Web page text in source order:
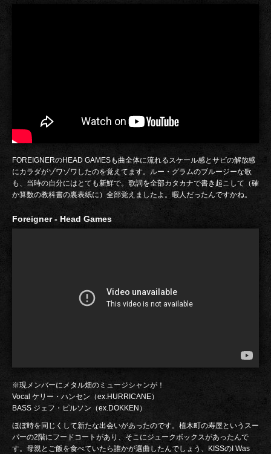
FOREIGNERのHEAD GAMESも曲全体に流れるスケール感とサビの解放感
にカラダがゾワゾワしたのを覚えてます。ルー・グラムのブルージーな歌
も、当時の自分にはとても新鮮で。歌詞を全部カタカナで書き起こして（確
か算数の教科書の裏表紙に）全部覚えましたよ。暇人だったんですかね。
Foreigner - Head Games
※現メンバーにメタル畑のミュージシャンが！
Vocal ケリー・ハンセン（ex.HURRICANE）
BASS ジェフ・ピルソン（ex.DOKKEN）
ほぼ時を同じくして新たな出会いがあったのです。植木町の寿屋というスー
パーの2階にフードコートがあり、そこにジュークボックスがあったんで
す。母親とご飯を食べていたら誰かが選曲したんでしょう、KISSのI Was